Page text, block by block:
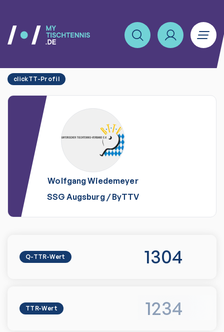
clickTT-Profil
WolfgangWiedemeyer
SSG Augsburg/ByTTV
Q-TTR-Wert 1304
TTR-Wert 1234